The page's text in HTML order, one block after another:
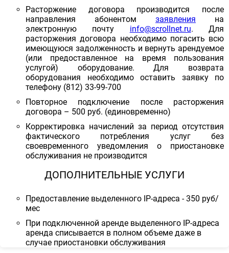
Расторжение договора производится после
направления абонентом заявления на
электронную почту info@scrollnet.ru. Для
расторжения договора необходимо погасить всю
имеющуюся задолженность и вернуть арендуемое
(или предоставленное на время пользования
услугой) оборудование. Для возврата
оборудования необходимо оставить заявку по
телефону (812) 33-99-700
Повторное подключение после расторжения
договора – 500 руб. (единовременно)
Корректировка начислений за период отсутствия
фактического потребления услуг без
своевременного уведомления о приостановке
обслуживания не производится
ДОПОЛНИТЕЛЬНЫЕ УСЛУГИ
Предоставление выделенного IP-адреса - 350 руб/
мес
При подключенной аренде выделенного IP-адреса
аренда списывается в полном объеме даже в
случае приостановки обслуживания